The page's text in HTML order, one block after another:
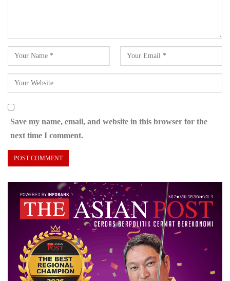
Save my name, email, and website in this browser for the
next time I comment.